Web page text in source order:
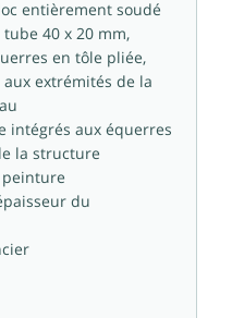
entièrement soudé
40 x 20 mm,
en tôle pliée,
extrémités de la
intégrés aux équerres
la structure
du